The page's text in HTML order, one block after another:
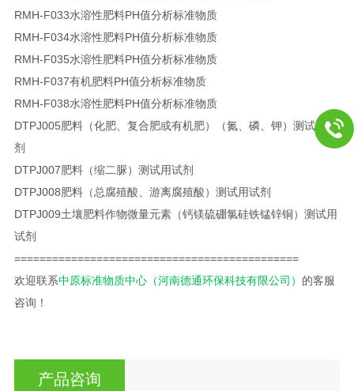
RMH-F033水溶性肥料PH值分析标准物质
RMH-F034水溶性肥料PH值分析标准物质
RMH-F035水溶性肥料PH值分析标准物质
RMH-F037有机肥料PH值分析标准物质
RMH-F038水溶性肥料PH值分析标准物质
DTPJ005肥料（化肥、复合肥或有机肥）（氮、磷、钾）测试用试
剂
DTPJ007肥料（缩二脲）测试用试剂
DTPJ008肥料（总腐殖酸、游离腐殖酸）测试用试剂
DTPJ009土壤肥料作物微量元素（钙镁硫硼氯硅铁锰锌铜）测试用
试剂
=============================================
欢迎联系中原标准物质中心（河南德通环保科技有限公司） 的客服
咨询！
产品咨询